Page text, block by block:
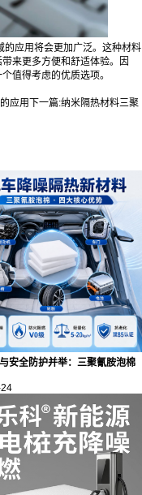
应用将会更加广泛。这种材料
来更多方便和舒适体验。因
值得考虑的优质选项。
应用下一篇:纳米隔热材料三聚
安全防护并举：三聚氰胺泡棉